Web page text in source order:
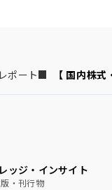
レポート 【 国内株
ッジ・インサイト
・刊行物